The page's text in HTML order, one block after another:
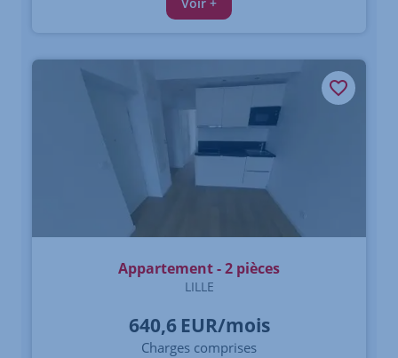
Appartement - 2 pièces
LILLE
640,6 EUR/mois
Charges comprises